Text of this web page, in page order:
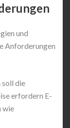
und
Anforderungen
soll die
erfordern E-
wie